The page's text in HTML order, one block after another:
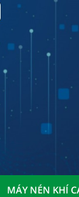
MÁY NÉN KHÍ